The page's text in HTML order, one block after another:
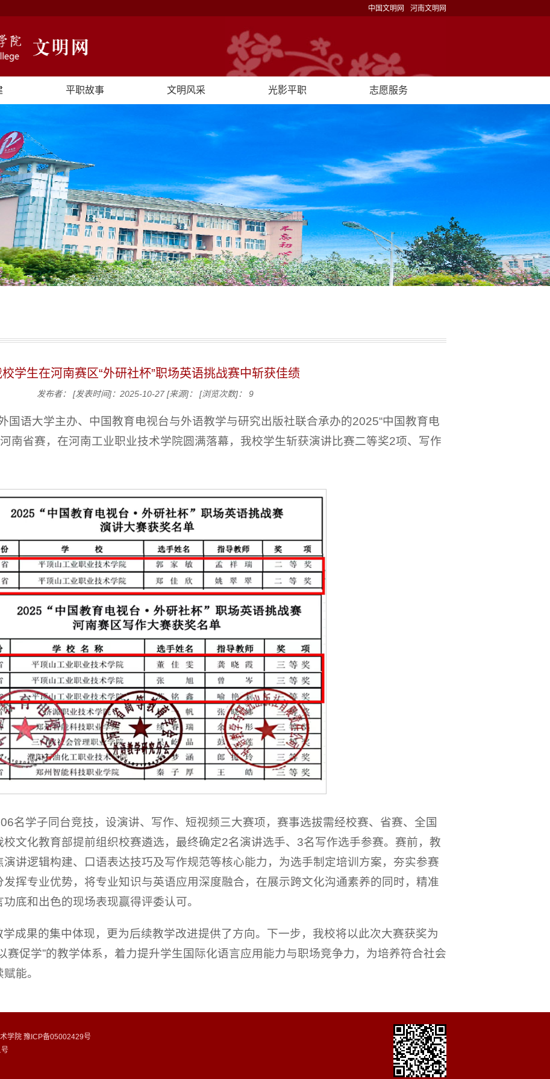
中国文明网 河南文明网
平职故事 文明风采 光影平职 志愿服务
校学生在河南赛区“外研社杯”职场英语挑战赛中斩获佳绩
发布者： [发表时间]：2025-10-27 [来源]： [浏览次数]： 9
国语大学主办、中国教育电视台与外语教学与研究出版社联合承办的2025“中国教育电
南省赛，在河南工业职业技术学院圆满落幕，我校学生斩获演讲比赛二等奖2项、写作
名学子同台竞技，设演讲、写作、短视频三大赛项，赛事选拔需经校赛、省赛、全国
文化教育部提前组织校赛遴选，最终确定2名演讲选手、3名写作选手参赛。赛前，教
讲逻辑构建、口语表达技巧及写作规范等核心能力，为选手制定培训方案，夯实参赛
挥专业优势，将专业知识与英语应用深度融合，在展示跨文化沟通素养的同时，精准
底和出色的现场表现赢得评委认可。
成果的集中体现，更为后续教学改进提供了方向。下一步，我校将以此次大赛获奖为
赛促学”的教学体系，着力提升学生国际化语言应用能力与职场竞争力，为培养符合社会
能。
学院 豫ICP备05002429号